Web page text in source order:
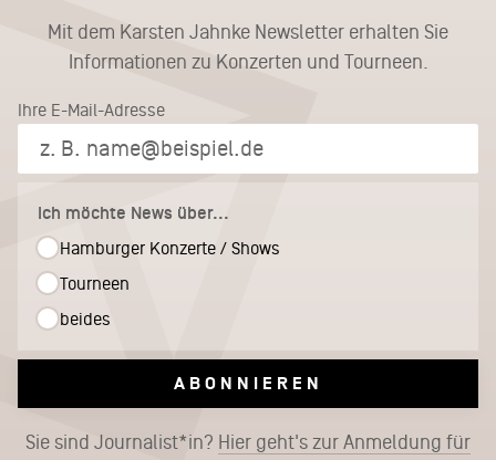
Mit dem Karsten Jahnke Newsletter erhalten Sie
Informationen zu Konzerten und Tourneen.
Ihre E-Mail-Adresse
Ich möchte News über...
Hamburger Konzerte / Shows
Tourneen
beides
ABONNIEREN
Sie sind Journalist*in? Hier geht's zur Anmeldung für